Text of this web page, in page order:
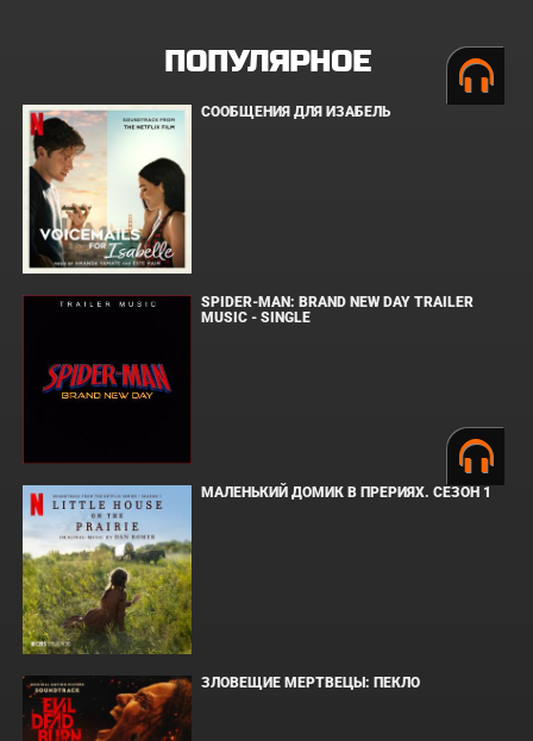
ПОПУЛЯРНОЕ
СООБЩЕНИЯ ДЛЯ ИЗАБЕЛЬ
SPIDER-MAN: BRAND NEW DAY TRAILER
MUSIC - SINGLE
МАЛЕНЬКИЙ ДОМИК В ПРЕРИЯХ. СЕЗОН 1
ЗЛОВЕЩИЕ МЕРТВЕЦЫ: ПЕКЛО